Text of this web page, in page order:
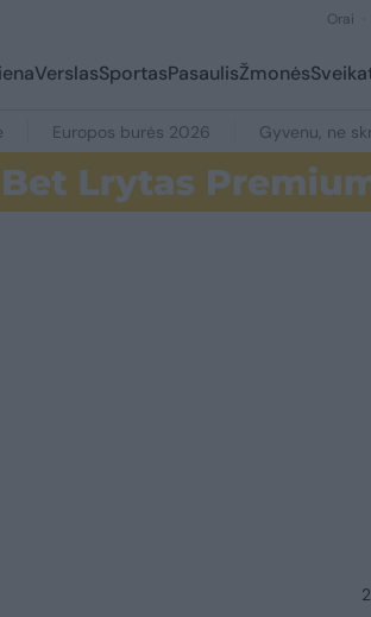
Orai
VerslasSportasPasaulisŽmonės
Europos burės 2026 Gyvenu, ne